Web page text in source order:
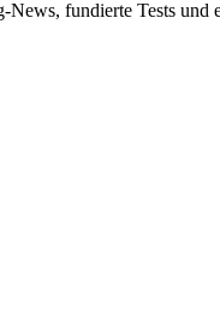
fundierte Tests